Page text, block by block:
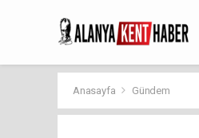
Anasayfa Gündem